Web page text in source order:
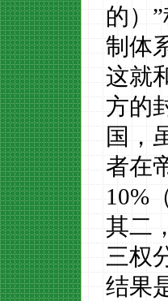
的）
制体
这就
方的
国，
者在
10%
其二
三权
结果